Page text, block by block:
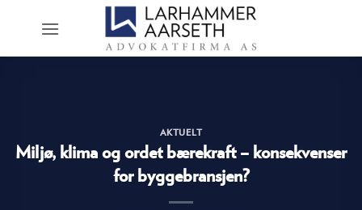
AKTUELT
Miljø, klima og ordet bærekraft – konsekvenser
for byggebransjen?